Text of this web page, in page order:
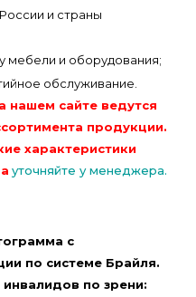
и страны
мебели и оборудования;
обслуживание.
нашем сайте ведутся
продукции.
характеристики
уточняйте у менеджера.
с
по системе Брайля.
по зрени: